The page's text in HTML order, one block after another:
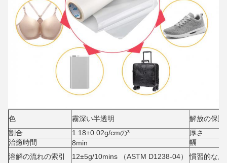
色 霧深い半透明
解放の保護
割合
1.18±0.02g/cmの³
厚さ
治癒時間
8min
幅
溶解の流れの索引
12±5g/10mins （ASTM D1238-04）
慣習的な厚